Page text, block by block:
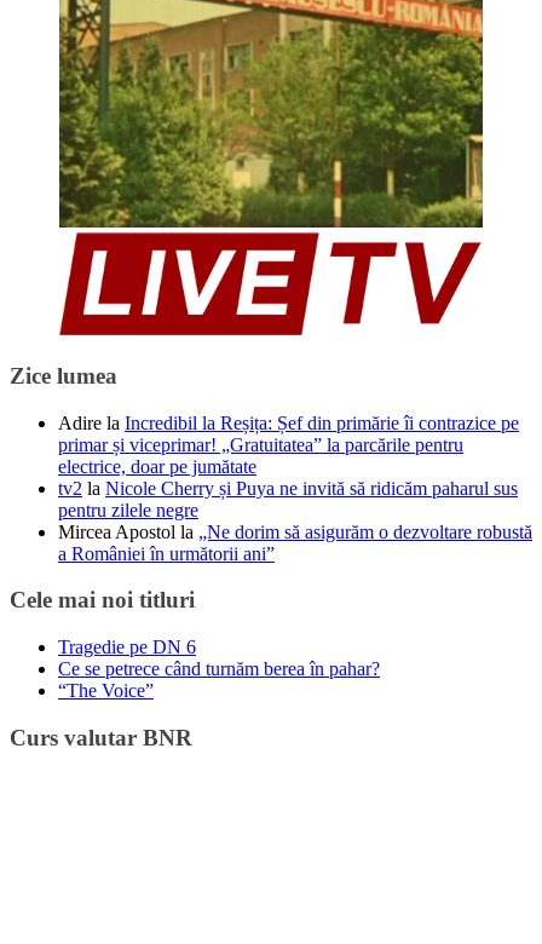
Zice lumea
Adire la Incredibil la Reșița: Șef din primărie îi contrazice pe
primar și viceprimar! „Gratuitatea” la parcările pentru
electrice, doar pe jumătate
tv2 la Nicole Cherry și Puya ne invită să ridicăm paharul sus
pentru zilele negre
Mircea Apostol la „Ne dorim să asigurăm o dezvoltare robustă
a României în următorii ani”
Cele mai noi titluri
Tragedie pe DN 6
Ce se petrece când turnăm berea în pahar?
“The Voice”
Curs valutar BNR